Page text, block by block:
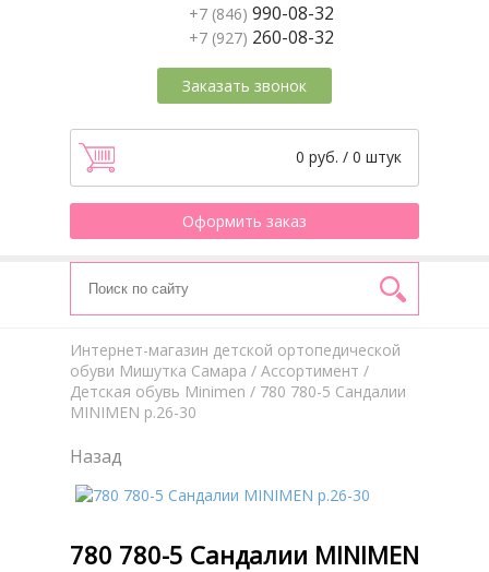
+7 (846) 990-08-32
+7 (927) 260-08-32
Заказать звонок
0 руб. / 0 штук
Оформить заказ
Интернет-магазин детской ортопедической
обуви Мишутка Самара / Aссортимент /
Детская обувь Minimen / 780 780-5 Сандалии
MINIMEN р.26-30
Назад
780 780-5 Сандалии MINIMEN